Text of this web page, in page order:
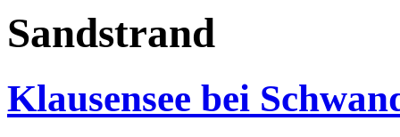
Sandstrand
Klausensee bei